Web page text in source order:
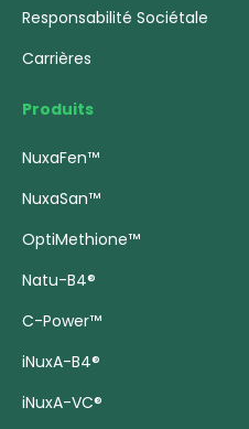
Responsabilité Sociétale
Carrières
Produits
NuxaFen™
NuxaSan™
OptiMethione™
Natu-B4®
C-Power™
iNuxA-B4®
iNuxA-VC®